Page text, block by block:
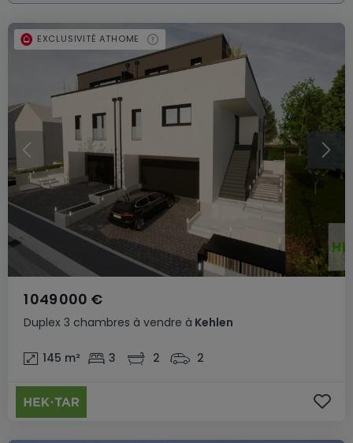
Duplex 3 chambres à vendre à Kehlen
1 049 000 €
145 m² 3 2 2
EXCLUSIVITÉ ATHOME